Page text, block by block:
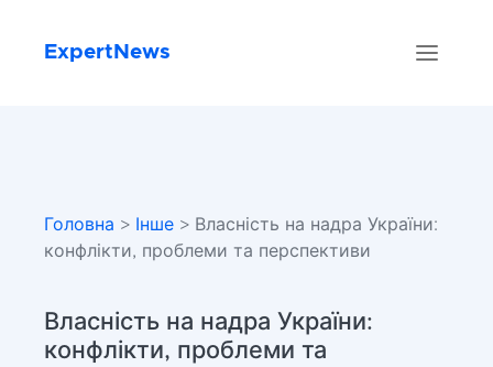
ExpertNews
Головна > Інше > Власність на надра України:
конфлікти, проблеми та перспективи
Власність на надра України:
конфлікти, проблеми та